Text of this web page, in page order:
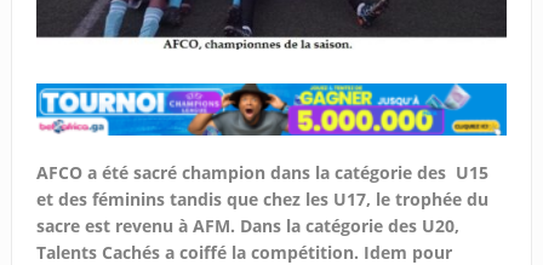
AFCO a été sacré champion dans la catégorie des U15
et des féminins tandis que chez les U17, le trophée du
sacre est revenu à AFM. Dans la catégorie des U20,
Talents Cachés a coiffé la compétition. Idem pour